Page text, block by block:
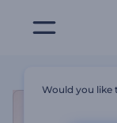
Would you like